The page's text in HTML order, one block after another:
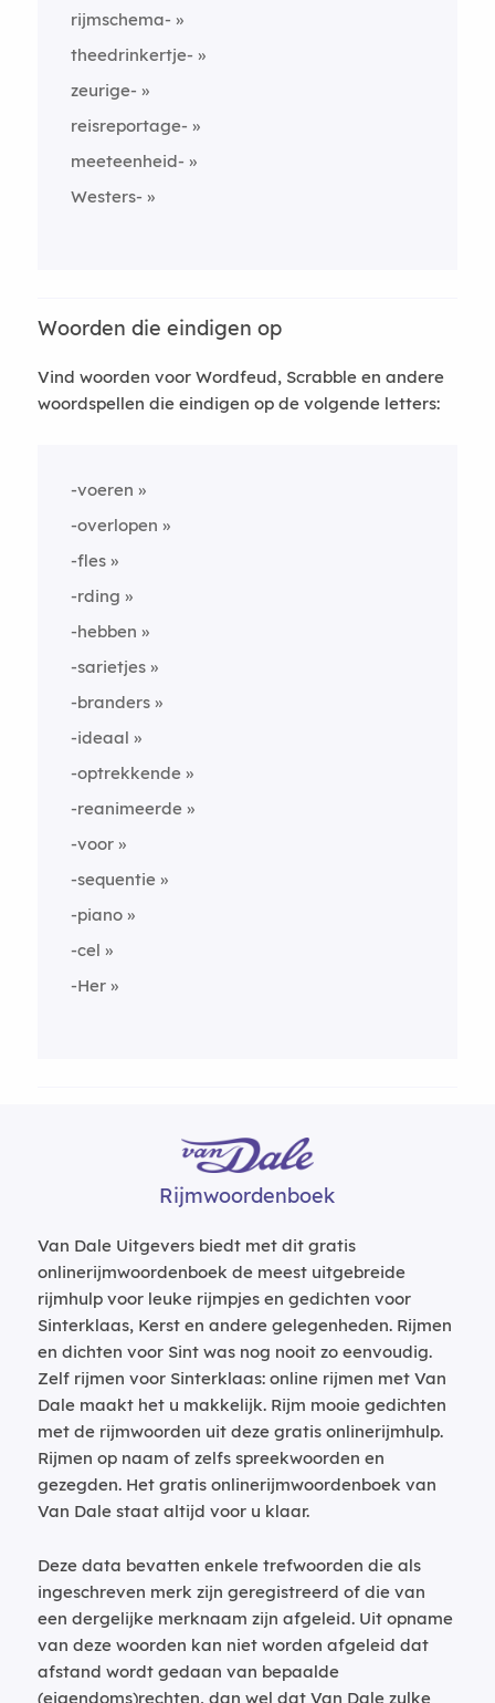
rijmschema-
theedrinkertje-
zeurige-
reisreportage-
meeteenheid-
Westers-
Woorden die eindigen op
Vind woorden voor Wordfeud, Scrabble en andere
woordspellen die eindigen op de volgende letters:
-voeren
-overlopen
-fles
-rding
-hebben
-sarietjes
-branders
-ideaal
-optrekkende
-reanimeerde
-voor
-sequentie
-piano
-cel
-Her
Rijmwoordenboek
Van Dale Uitgevers biedt met dit gratis
onlinerijmwoordenboek de meest uitgebreide
rijmhulp voor leuke rijmpjes en gedichten voor
Sinterklaas, Kerst en andere gelegenheden. Rijmen
en dichten voor Sint was nog nooit zo eenvoudig.
Zelf rijmen voor Sinterklaas: online rijmen met Van
Dale maakt het u makkelijk. Rijm mooie gedichten
met de rijmwoorden uit deze gratis onlinerijmhulp.
Rijmen op naam of zelfs spreekwoorden en
gezegden. Het gratis onlinerijmwoordenboek van
Van Dale staat altijd voor u klaar.
Deze data bevatten enkele trefwoorden die als
ingeschreven merk zijn geregistreerd of die van
een dergelijke merknaam zijn afgeleid. Uit opname
van deze woorden kan niet worden afgeleid dat
afstand wordt gedaan van bepaalde
(eigendoms)rechten, dan wel dat Van Dale zulke